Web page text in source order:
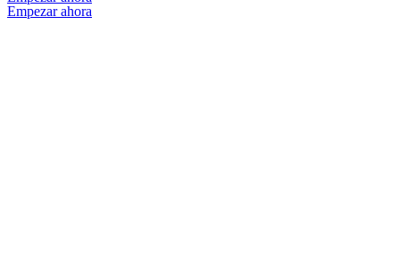
Empezar ahora